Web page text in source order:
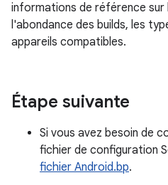
informations de référence sur
l'abondance des builds, les
appareils compatibles.
Étape suivante
Si vous avez besoin de
fichier de configuration
fichier Android.bp.